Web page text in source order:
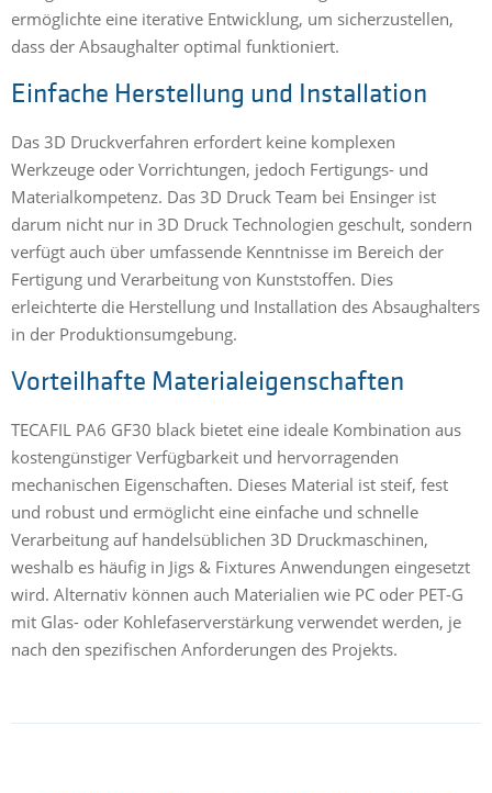
ermöglichte eine iterative Entwicklung, um sicherzustellen,
dass der Absaughalter optimal funktioniert.
Einfache Herstellung und Installation
Das 3D Druckverfahren erfordert keine komplexen
Werkzeuge oder Vorrichtungen, jedoch Fertigungs- und
Materialkompetenz. Das 3D Druck Team bei Ensinger ist
darum nicht nur in 3D Druck Technologien geschult, sondern
verfügt auch über umfassende Kenntnisse im Bereich der
Fertigung und Verarbeitung von Kunststoffen. Dies
erleichterte die Herstellung und Installation des Absaughalters
in der Produktionsumgebung.
Vorteilhafte Materialeigenschaften
TECAFIL PA6 GF30 black bietet eine ideale Kombination aus
kostengünstiger Verfügbarkeit und hervorragenden
mechanischen Eigenschaften. Dieses Material ist steif, fest
und robust und ermöglicht eine einfache und schnelle
Verarbeitung auf handelsüblichen 3D Druckmaschinen,
weshalb es häufig in Jigs & Fixtures Anwendungen eingesetzt
wird. Alternativ können auch Materialien wie PC oder PET-G
mit Glas- oder Kohlefaserverstärkung verwendet werden, je
nach den spezifischen Anforderungen des Projekts.